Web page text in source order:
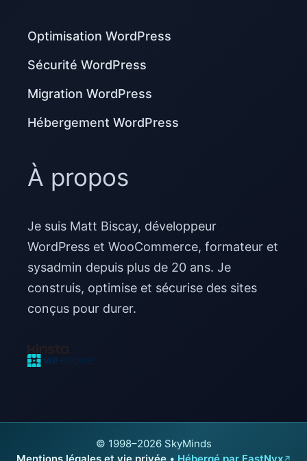
Optimisation WordPress
Sécurité WordPress
Migration WordPress
Hébergement WordPress
À propos
Je suis Matt Biscay, développeur
WordPress et WooCommerce, formateur et
sysadmin depuis plus de 20 ans. Je
construis, optimise et sécurise des sites
conçus pour durer.
© 1998–2026 SkyMinds